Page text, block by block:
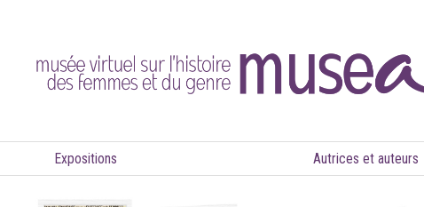
Expositions Autrices et auteurs